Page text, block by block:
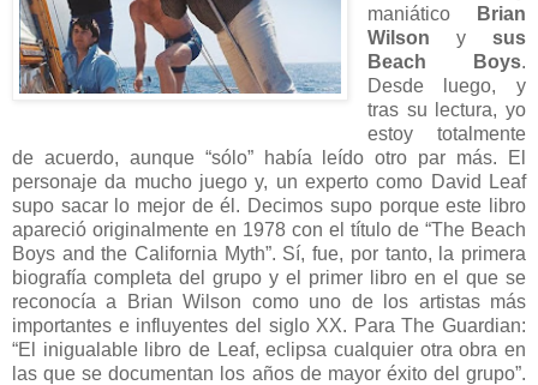
maniático
Brian
Wilson y sus
Beach Boys.
Desde luego, y
tras su lectura, yo
estoy totalmente
de acuerdo, aunque “sólo” había leído otro par más. El
personaje da mucho juego y, un experto como David Leaf
supo sacar lo mejor de él. Decimos supo porque este libro
apareció originalmente en 1978 con el título de “The Beach
Boys and the California Myth”. Sí, fue, por tanto, la primera
biografía completa del grupo y el primer libro en el que se
reconocía a Brian Wilson como uno de los artistas más
importantes e influyentes del siglo XX. Para The Guardian:
“El inigualable libro de Leaf, eclipsa cualquier otra obra en
las que se documentan los años de mayor éxito del grupo”.